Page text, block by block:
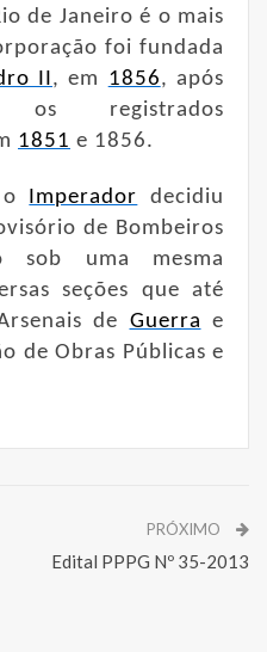
de Janeiro é o mais
foi fundada
II, em 1856, após
os registrados
1851 e 1856.
o Imperador decidiu
de Bombeiros
sob uma mesma
seções que até
de Guerra e
de Obras Públicas e
PRÓXIMO
Edital PPPG Nº 35-2013